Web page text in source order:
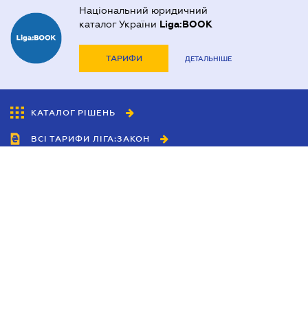
Національний юридичний
каталог України Liga:BOOK
ТАРИФИ ДЕТАЛЬНІШЕ
КАТАЛОГ РІШЕНЬ
ВСІ ТАРИФИ ЛІГА:ЗАКОН